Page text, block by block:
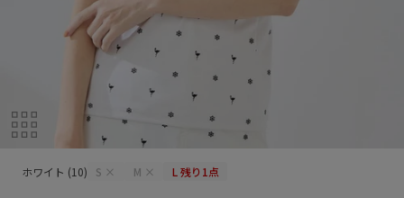
ホワイト (10) S × M × L残り1点